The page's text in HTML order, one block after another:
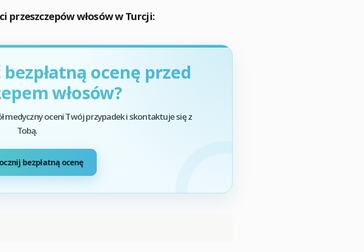
przeszczepów włosów w Turcji:
ocenę przed
włosów?
medyczny oceni Twój przypadek i skontaktuje się z
Tobą.
bezpłatną ocenę